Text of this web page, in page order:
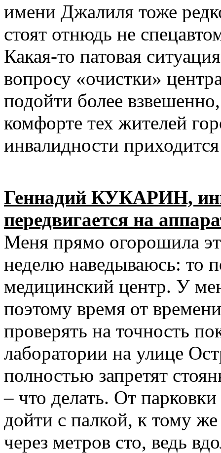
имени Джалиля тоже
стоят отнюдь не
Какая-то патовая
вопросу «очистки»
подойти более
комфорте тех жителей
инвалидности
Геннадий КУКАРИН,
передвигается на
Меня прямо огорошила
неделю наведываюсь: то
медицинский центр. У
поэтому время от
проверять на точность
лаборатории на улице
полностью запретят
– что делать. От
дойти с палкой, к тому
через метров сто, ведь